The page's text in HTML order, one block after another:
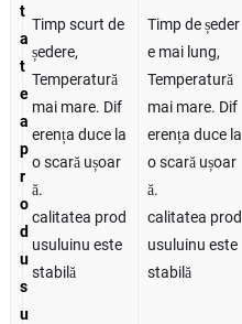
t
a
t
e
a
p
r
o
d
u
s
u
Timp scurt de
ședere,
Temperatură
mai mare. Dif
erența duce la
o scară ușoar
ă.
calitatea prod
usuluinu este
stabilă
Timp de ședer
e mai lung,
Temperatură
mai mare. Dif
erența duce la
o scară ușoar
ă.
calitatea prod
usuluinu este
stabilă